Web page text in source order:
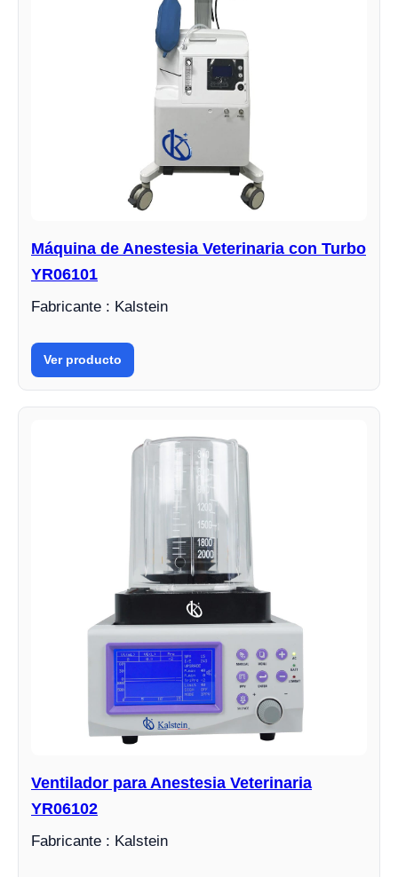
Máquina de Anestesia Veterinaria con Turbo
YR06101
Fabricante : Kalstein
Ver producto
Ventilador para Anestesia Veterinaria
YR06102
Fabricante : Kalstein